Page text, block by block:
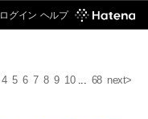
ログイン ヘルプ
4 5 6 7 8 9 10... 68 next>